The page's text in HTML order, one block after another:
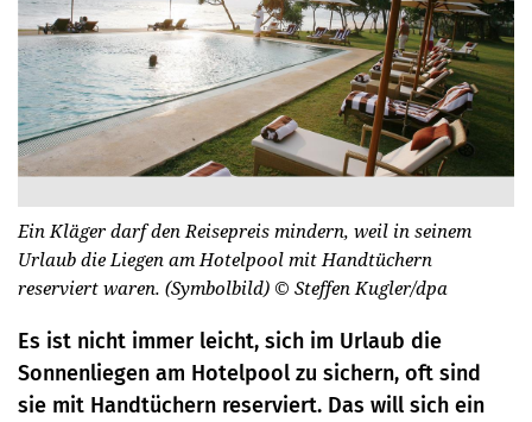
Ein Kläger darf den Reisepreis mindern, weil in seinem
Urlaub die Liegen am Hotelpool mit Handtüchern
reserviert waren. (Symbolbild) © Steffen Kugler/dpa
Es ist nicht immer leicht, sich im Urlaub die
Sonnenliegen am Hotelpool zu sichern, oft sind
sie mit Handtüchern reserviert. Das will sich ein